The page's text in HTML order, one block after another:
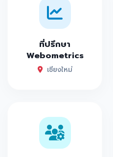
ที่ปรึกษา
Webometrics
เชียงใหม่